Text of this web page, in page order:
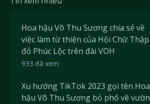
Hoa hậu Võ Thu Sương chia sẻ về
việc làm từ thiện của Hội Chữ Thập
đỏ Phúc Lộc trên đài VOH
933 đã xem
Xu hướng TikTok 2023 gọi tên Hoa
hậu Võ Thu Sương bỏ phố về vườn